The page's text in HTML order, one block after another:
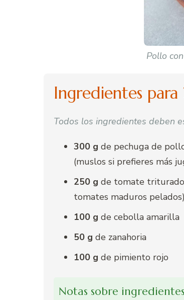
Pollo
Ingredientes para
Todos los ingredientes deben
300 g de pechuga de
(muslos si prefieres más
250 g de tomate
tomates maduros pelados)
100 g de cebolla amarilla
50 g de zanahoria
100 g de pimiento rojo
Notas sobre